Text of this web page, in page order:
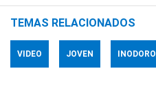
TEMAS RELACIONADOS
VIDEO JOVEN INODORO